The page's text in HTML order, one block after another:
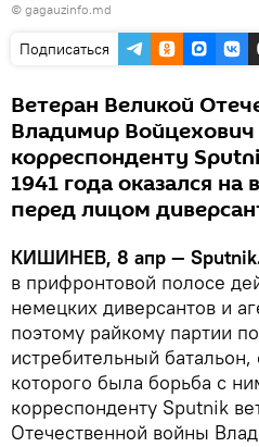
© gagauzinfo.md
Подписаться
Ветеран Великой
Владимир Войцехович
корреспонденту
1941 года оказался на
перед лицом
КИШИНЕВ, 8 апр —
в прифронтовой полосе
немецких диверсантов и
поэтому райкому партии
истребительный батальон,
которого была борьба с
корреспонденту Sputnik
Отечественной войны